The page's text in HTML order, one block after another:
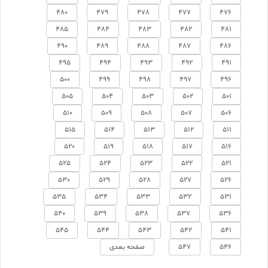
476
477
478
479
480
481
482
483
484
485
486
487
488
489
490
491
492
493
494
495
496
497
498
499
500
501
502
503
504
505
506
507
508
509
510
511
512
513
514
515
516
517
518
519
520
521
522
523
524
525
526
527
528
529
530
531
532
533
534
535
536
537
538
539
540
541
542
543
544
545
546
547 صفحه بعدی